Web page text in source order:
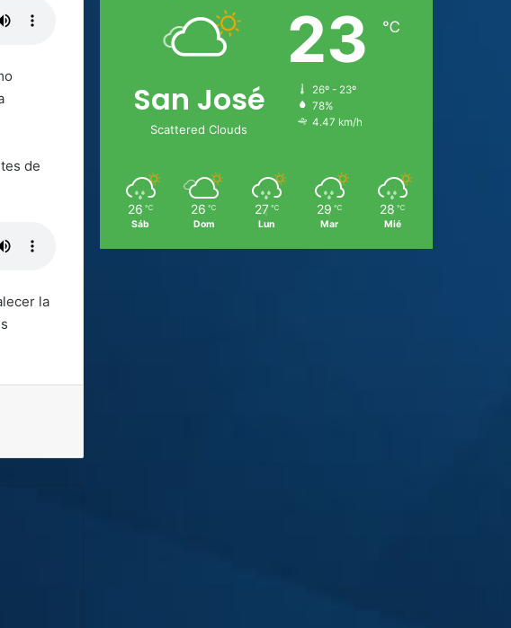
de
la
San José
Scattered Clouds
23 ℃
26º - 23º
78%
4.47 km/h
26 ℃
Sáb
26 ℃
Dom
27 ℃
Lun
29 ℃
Mar
28 ℃
Mié